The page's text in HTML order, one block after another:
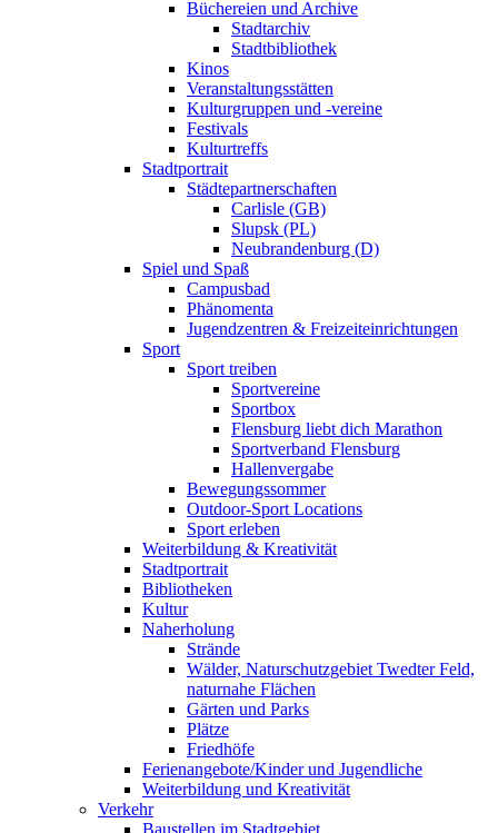
Büchereien und Archive
Stadtarchiv
Stadtbibliothek
Kinos
Veranstaltungsstätten
Kulturgruppen und -vereine
Festivals
Kulturtreffs
Stadtportrait
Städtepartnerschaften
Carlisle (GB)
Slupsk (PL)
Neubrandenburg (D)
Spiel und Spaß
Campusbad
Phänomenta
Jugendzentren & Freizeiteinrichtungen
Sport
Sport treiben
Sportvereine
Sportbox
Flensburg liebt dich Marathon
Sportverband Flensburg
Hallenvergabe
Bewegungssommer
Outdoor-Sport Locations
Sport erleben
Weiterbildung & Kreativität
Stadtportrait
Bibliotheken
Kultur
Naherholung
Strände
Wälder, Naturschutzgebiet Twedter Feld,
naturnahe Flächen
Gärten und Parks
Plätze
Friedhöfe
Ferienangebote/Kinder und Jugendliche
Weiterbildung und Kreativität
Verkehr
Baustellen im Stadtgebiet